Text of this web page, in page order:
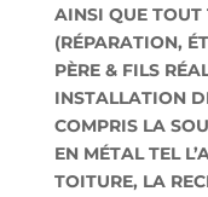
AINSI QUE TOUT
(RÉPARATION,
PÈRE & FILS
INSTALLATION
COMPRIS LA
EN MÉTAL TEL
TOITURE, LA